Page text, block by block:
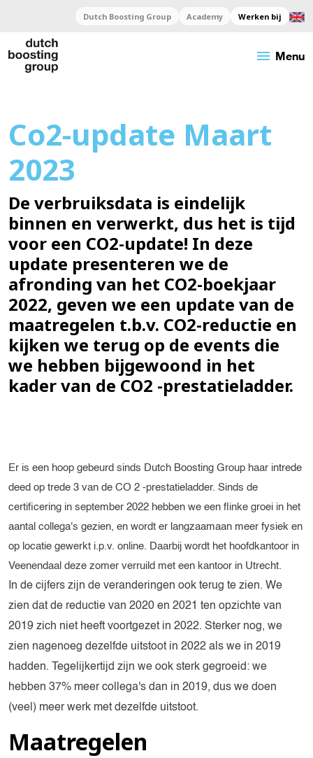
Dutch Boosting Group Academy Werken bij
menu Menu
Co2-update Maart
2023
De verbruiksdata is eindelijk
binnen en verwerkt, dus het is tijd
voor een CO2-update! In deze
update presenteren we de
afronding van het CO2-boekjaar
2022, geven we een update van de
maatregelen t.b.v. CO2-reductie en
kijken we terug op de events die
we hebben bijgewoond in het
kader van de CO2 -prestatieladder.
Er is een hoop gebeurd sinds Dutch Boosting Group haar intrede
deed op trede 3 van de CO 2 -prestatieladder. Sinds de
certificering in september 2022 hebben we een flinke groei in het
aantal collega's gezien, en wordt er langzaamaan meer fysiek en
op locatie gewerkt i.p.v. online. Daarbij wordt het hoofdkantoor in
Veenendaal deze zomer verruild met een kantoor in Utrecht.
In de cijfers zijn de veranderingen ook terug te zien. We
zien dat de reductie van 2020 en 2021 ten opzichte van
2019 zich niet heeft voortgezet in 2022. Sterker nog, we
zien nagenoeg dezelfde uitstoot in 2022 als we in 2019
hadden. Tegelijkertijd zijn we ook sterk gegroeid: we
hebben 37% meer collega's dan in 2019, dus we doen
(veel) meer werk met dezelfde uitstoot.
Maatregelen